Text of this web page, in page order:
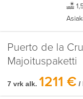
Puerto de la
Majoituspaketti
7 vrk alk. 1211 € /